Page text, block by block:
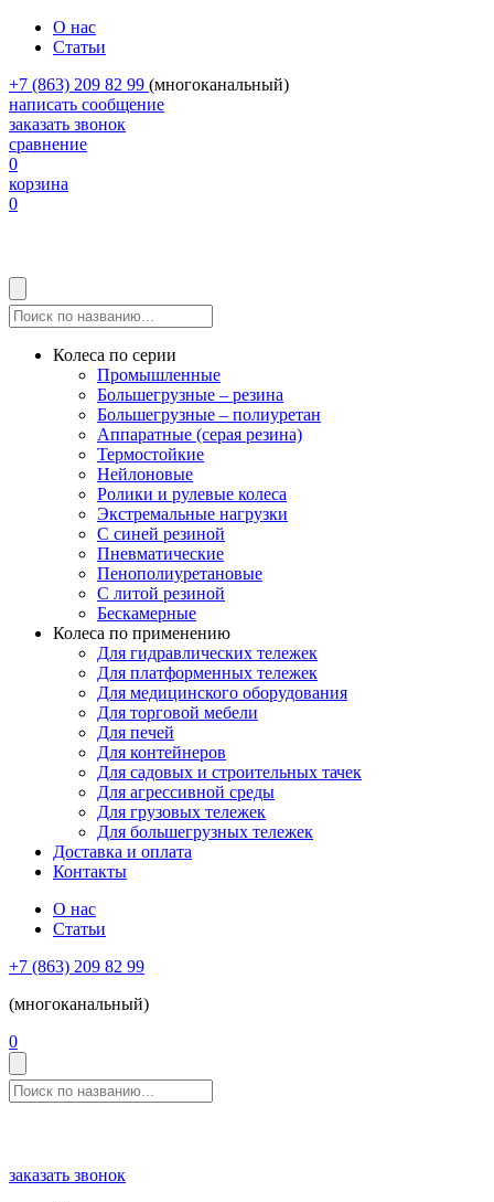
О нас
Статьи
+7 (863) 209 82 99 (многоканальный)
написать сообщение
заказать звонок
сравнение
0
корзина
0
Колеса по серии
Промышленные
Большегрузные – резина
Большегрузные – полиуретан
Аппаратные (серая резина)
Термостойкие
Нейлоновые
Ролики и рулевые колеса
Экстремальные нагрузки
С синей резиной
Пневматические
Пенополиуретановые
С литой резиной
Бескамерные
Колеса по применению
Для гидравлических тележек
Для платформенных тележек
Для медицинского оборудования
Для торговой мебели
Для печей
Для контейнеров
Для садовых и строительных тачек
Для агрессивной среды
Для грузовых тележек
Для большегрузных тележек
Доставка и оплата
Контакты
О нас
Статьи
+7 (863) 209 82 99
(многоканальный)
0
заказать звонок